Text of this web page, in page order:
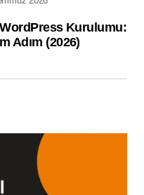
Kurulumu:
Adım (2026)